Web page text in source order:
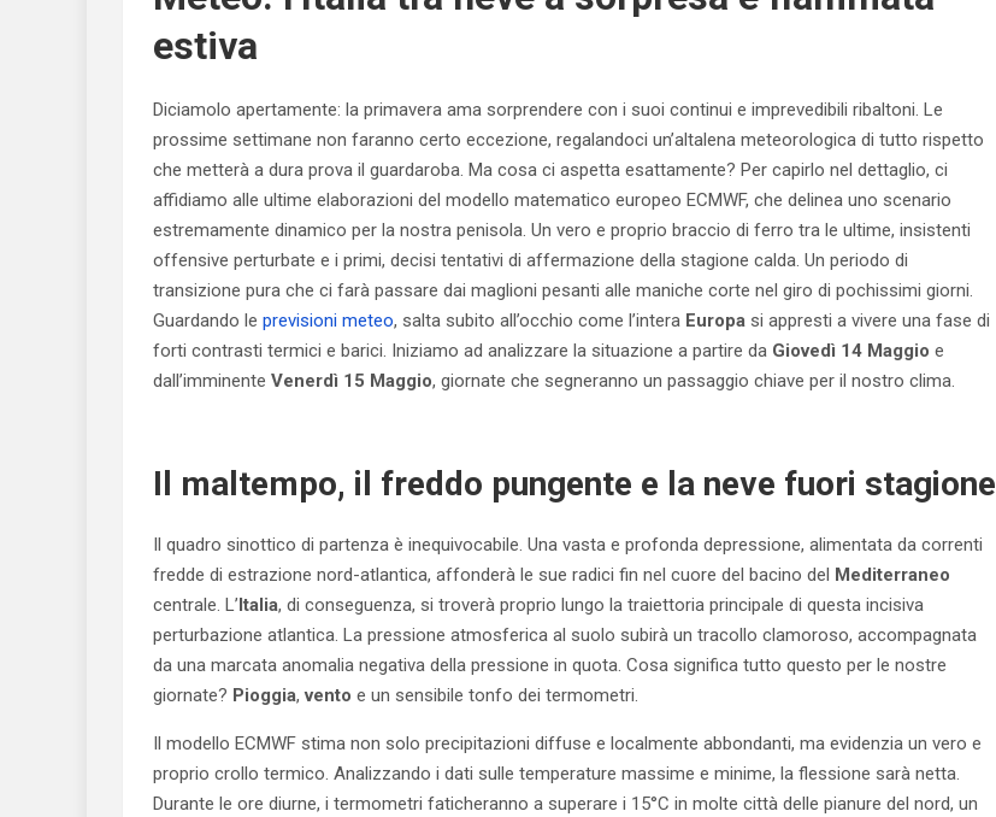
estiva
Diciamolo apertamente: la primavera ama sorprendere con i suoi continui e imprevedibili ribaltoni. Le
prossime settimane non faranno certo eccezione, regalandoci un’altalena meteorologica di tutto rispetto
che metterà a dura prova il guardaroba. Ma cosa ci aspetta esattamente? Per capirlo nel dettaglio, ci
affidiamo alle ultime elaborazioni del modello matematico europeo ECMWF, che delinea uno scenario
estremamente dinamico per la nostra penisola. Un vero e proprio braccio di ferro tra le ultime, insistenti
offensive perturbate e i primi, decisi tentativi di affermazione della stagione calda. Un periodo di
transizione pura che ci farà passare dai maglioni pesanti alle maniche corte nel giro di pochissimi giorni.
Guardando le previsioni meteo, salta subito all’occhio come l’intera Europa si appresti a vivere una fase di
forti contrasti termici e barici. Iniziamo ad analizzare la situazione a partire da Giovedì 14 Maggio e
dall’imminente Venerdì 15 Maggio, giornate che segneranno un passaggio chiave per il nostro clima.
Il maltempo, il freddo pungente e la neve fuori stagione
Il quadro sinottico di partenza è inequivocabile. Una vasta e profonda depressione, alimentata da correnti
fredde di estrazione nord-atlantica, affonderà le sue radici fin nel cuore del bacino del Mediterraneo
centrale. L’Italia, di conseguenza, si troverà proprio lungo la traiettoria principale di questa incisiva
perturbazione atlantica. La pressione atmosferica al suolo subirà un tracollo clamoroso, accompagnata
da una marcata anomalia negativa della pressione in quota. Cosa significa tutto questo per le nostre
giornate? Pioggia,vento e un sensibile tonfo dei termometri.
Il modello ECMWF stima non solo precipitazioni diffuse e localmente abbondanti, ma evidenzia un vero e
proprio crollo termico. Analizzando i dati sulle temperature massime e minime, la flessione sarà netta.
Durante le ore diurne, i termometri faticheranno a superare i 15°C in molte città delle pianure del nord, un